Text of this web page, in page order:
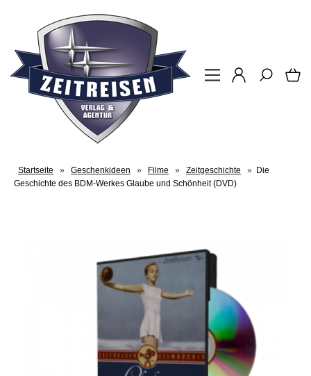
Startseite » Geschenkideen » Filme » Zeitgeschichte » Die
Geschichte des BDM-Werkes Glaube und Schönheit (DVD)